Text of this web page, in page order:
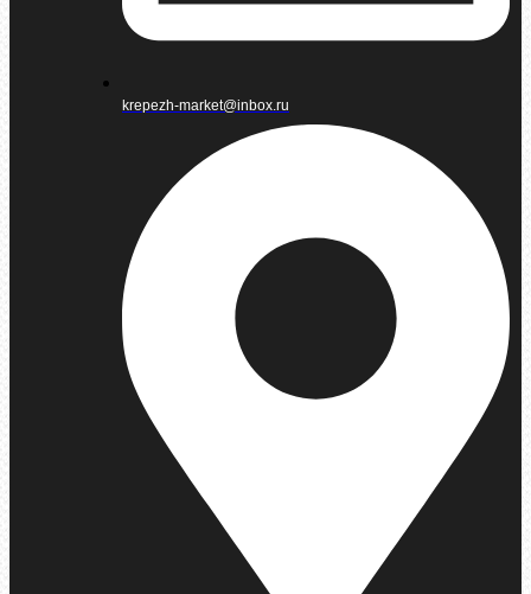
krepezh-market@inbox.ru